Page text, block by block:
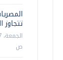
تتجاوز
ص